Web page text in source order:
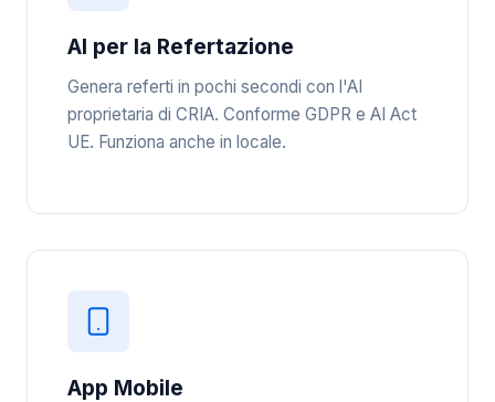
AI per la Refertazione
Genera referti in pochi secondi con l'AI
proprietaria di CRIA. Conforme GDPR e AI Act
UE. Funziona anche in locale.
App Mobile